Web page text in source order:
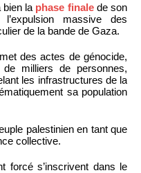
bien la phase finalede son
massive des
de la bande de Gaza.
des actes de génocide,
milliers de personnes,
les infrastructures de la
sa population
palestinien en tant que
collective.
forcé s’inscrivent dans le